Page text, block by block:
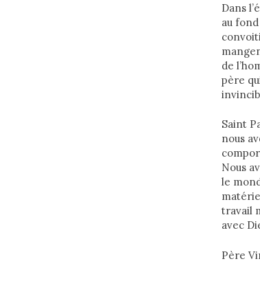
Dans
au
de
père
Saint
nous
Nous
le
travail
avec
Père